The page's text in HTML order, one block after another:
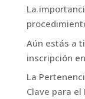
La
Aún estás a
inscripción
La
Clave para